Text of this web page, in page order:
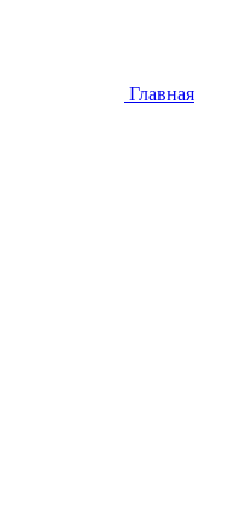
Главная